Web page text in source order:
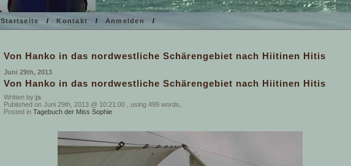
Startseite / Kontakt / Anmelden /
Von Hanko in das nordwestliche Schärengebiet nach Hiitinen Hitis
Juni 29th, 2013
Von Hanko in das nordwestliche Schärengebiet nach Hiitinen Hitis
Written by:js
Published on Juni 29th, 2013 @ 10:21:00 , using 499 words,
Posted in Tagebuch der Miss Sophie